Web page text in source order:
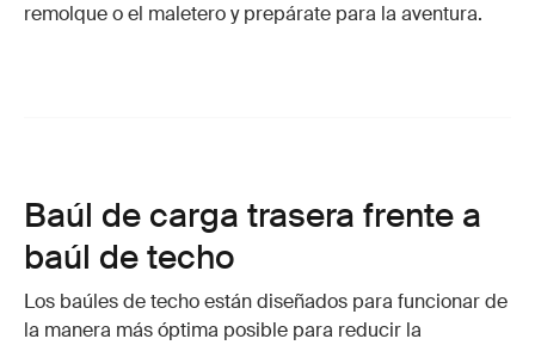
remolque o el maletero y prepárate para la aventura.
Baúl de carga trasera frente a
baúl de techo
Los baúles de techo están diseñados para funcionar de
la manera más óptima posible para reducir la